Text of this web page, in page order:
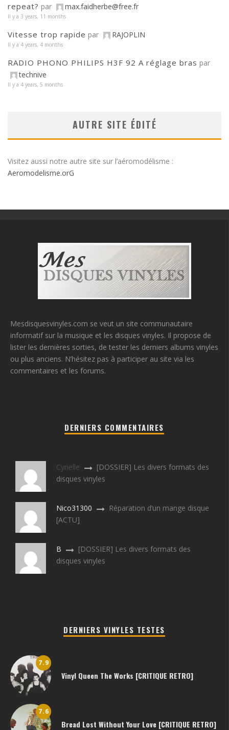
repeat? par max.faidherbe@free.fr
Il y a 3 years, 11 months
Vitesse trop rapide par RAJOPLIN
Il y a 4 years, 4 months
RADIO PHONO PHILIPS H3F 92 A réglage bras par
technive
Il y a 4 years, 5 months
AUTRE SITE ÉDITÉ
Visitez aussi notre autre site sur l’aéromodélisme :
Aeromodelisme.orG
Mesdisquesvinyles.com se veut un site communautaire
informatif sur la musique et les disques vinyles. Il propose de
lister les dernières sorties, de tester les derniers albums vinyles
ou plus anciens. N’hésitez pas à participer au site via les
commentaires et les forums.
DERNIERS COMMENTAIRES
Cyrielle
[DOSSIER] Les divers formats des
disques vinyles
Nico31300
Réparation d’un mange disque
[ACTU]
B
[DOSSIER] Les divers formats des
disques vinyles
DERNIERS VINYLES TESTES
7.9
Vinyl Queen The Works [CRITIQUE RETRO]
7.6
Bread Lost Without Your Love [CRITIQUE RETRO]